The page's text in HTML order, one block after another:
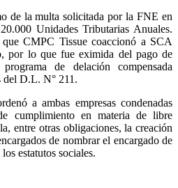
de la multa solicitada por la FNE en
Unidades Tributarias Anuales.
CMPC Tissue coaccionó a SCA
por lo que fue eximida del pago de
de delación compensada
del D.L. N° 211.
a ambas empresas condenadas
cumplimiento en materia de libre
entre otras obligaciones, la creación
de nombrar el encargado de
estatutos sociales.